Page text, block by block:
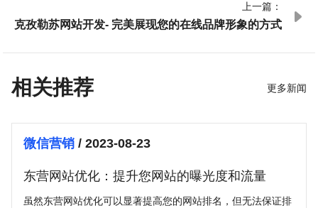
上一篇：
克孜勒苏网站开发- 完美展现您的在线品牌形象的方式

相关推荐 更多新闻
微信营销/ 2023-08-23
东营网站优化：提升您网站的曝光度和流量
虽然东营网站优化可以显著提高您的网站排名，但无法保证排